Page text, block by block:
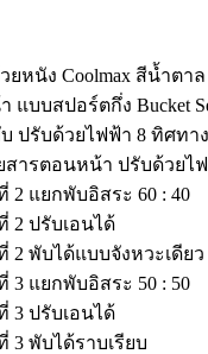
ยหนัง Coolmax สีน้ำตาล
แบบสปอร์ตกึ่ง Bucket
ปรับด้วยไฟฟ้า 8 ทิศทาง
สารตอนหน้า ปรับด้วยไ
2 แยกพับอิสระ 60 : 40
2 ปรับเอนได้
2 พับได้แบบจังหวะเดียว
3 แยกพับอิสระ 50 : 50
3 ปรับเอนได้
3 พับได้ราบเรียบ